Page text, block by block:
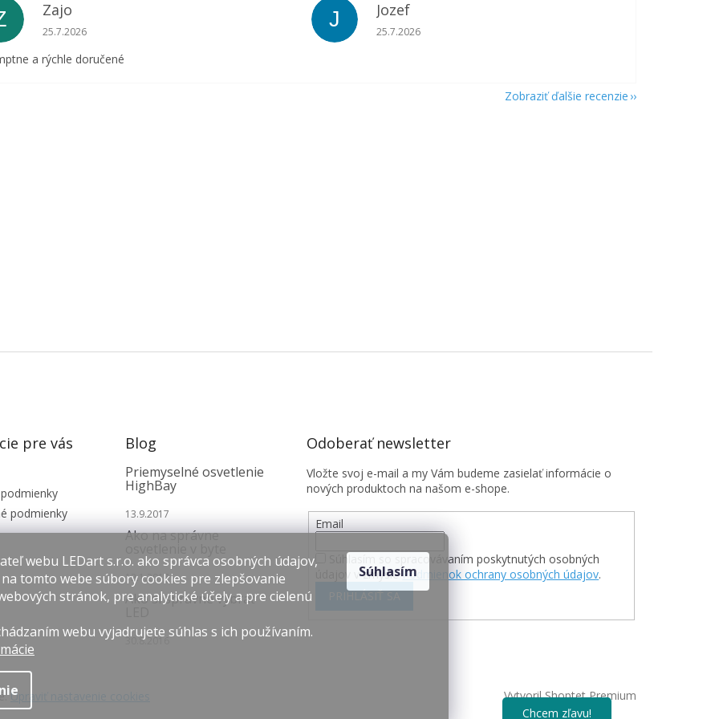
webu LEDart s.r.o. ako správca osobných údajov,
tomto webe súbory cookies pre zlepšovanie
stránok, pre analytické účely a pre cielenú
webu vyjadrujete súhlas s ich používaním.
Súhlasím
Zajo
Hodnotenie obchodu je 5 z 5 hviezdičiek.
25.7.2026
a rýchle doručené
J Jozef
Hodnotenie obchodu je 5 z 5 hviezdičiek.
25.7.2026
Zobraziť ďalšie recenzie
pre vás
podmienky
Blog
Priemyselné osvetlenie
HighBay
13.9.2017
Ako na správne
12.1.2017
Ako si správne vybrať
30.8.2016
Odoberať newsletter
Vložte svoj e-mail a my Vám budeme zasielať informácie o
nových produktoch na našom e-shope.
Email
Súhlasím so spracovávaním poskytnutých osobných
údajov v zmyslePodmienok ochrany osobných údajov.
PRIHLÁSIŤ SA
Vytvoril Shoptet Premium
Upraviť nastavenie cookies
Chcem zľavu!